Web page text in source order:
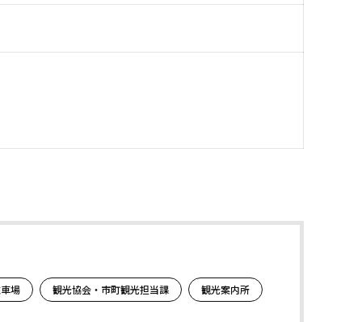
場 観光協会・市町観光担当課 観光案内所